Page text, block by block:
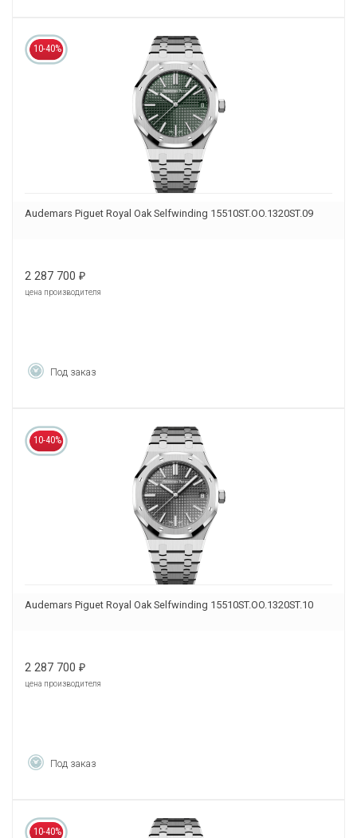
10-40%
Audemars Piguet Royal Oak Selfwinding 15510ST.OO.1320ST.09
2 287 700 ₽
цена производителя
Под заказ
10-40%
Audemars Piguet Royal Oak Selfwinding 15510ST.OO.1320ST.10
2 287 700 ₽
цена производителя
Под заказ
10-40%